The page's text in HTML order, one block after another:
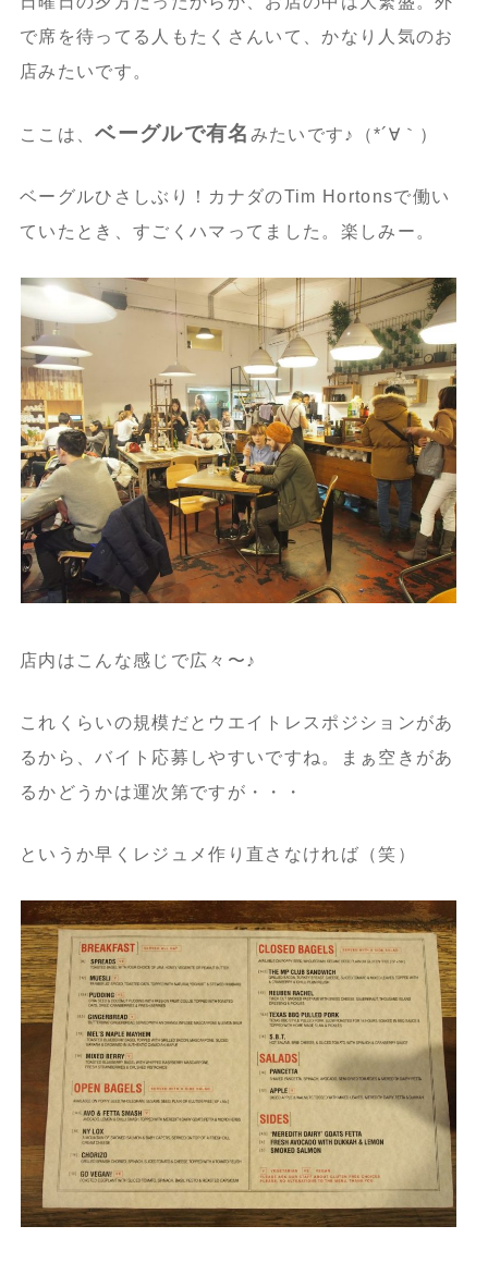
で席を待ってる人もたくさんいて、かなり人気のお
店みたいです。
ここは、ベーグルで有名 みたいです♪（*´∀｀）
ベーグルひさしぶり！カナダのTim Hortonsで働い
ていたとき、すごくハマってました。楽しみー。
店内はこんな感じで広々〜♪
これくらいの規模だとウエイトレスポジションがあ
るから、バイト応募しやすいですね。まぁ空きがあ
るかどうかは運次第ですが・・・
というか早くレジュメ作り直さなければ（笑）